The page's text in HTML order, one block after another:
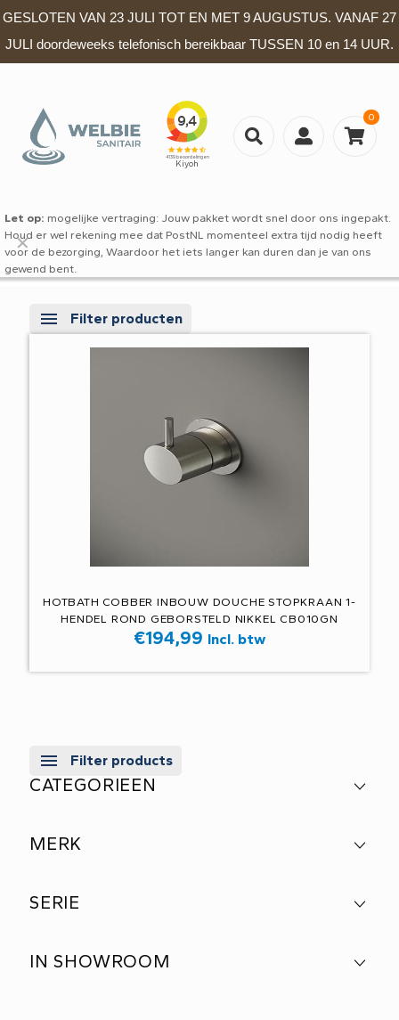
GESLOTEN VAN 23 JULI TOT EN MET 9 AUGUSTUS. VANAF 27
JULI doordeweeks telefonisch bereikbaar TUSSEN 10 en 14 UUR.
0
Let op: mogelijke vertraging: Jouw pakket wordt snel door ons ingepakt.
Houd er wel rekening mee dat PostNL momenteel extra tijd nodig heeft
voor de bezorging, Waardoor het iets langer kan duren dan je van ons
gewend bent.
✕
Filter producten
HOTBATH COBBER INBOUW DOUCHE STOPKRAAN 1-
HENDEL ROND GEBORSTELD NIKKEL CB010GN
€194,99 Incl. btw
Filter products
CATEGORIEEN
MERK
SERIE
IN SHOWROOM